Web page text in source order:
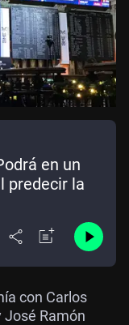
en un
predecir la
con Carlos
José Ramón